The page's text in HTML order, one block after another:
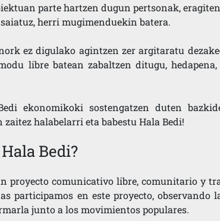
parte hartzen dugun pertsonak,
herri mugimenduekin batera.
ez digulako agintzen zer argitaratu
libre batean zabaltzen ditugu, hedapena,
ekonomikoki sostengatzen duten
halabelarri eta babestu Hala Bedi!
Bedi?
proyecto comunicativo libre, comunitario y
participamos en este proyecto, observando
junto a los movimientos populares.